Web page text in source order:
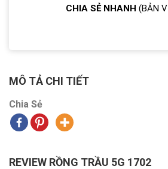
CHIA SẺ NHANH (BẢN
MÔ TẢ CHI TIẾT
Chia Sẻ
REVIEW RỒNG TRẦU 5G 1702